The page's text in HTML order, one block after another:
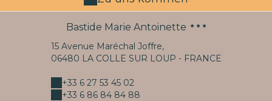
Bastide Marie Antoinette
15 Avenue Maréchal Joffre,
06480 LA COLLE SUR LOUP - FRANCE
+33 6 27 53 45 02
+33 6 86 84 84 88